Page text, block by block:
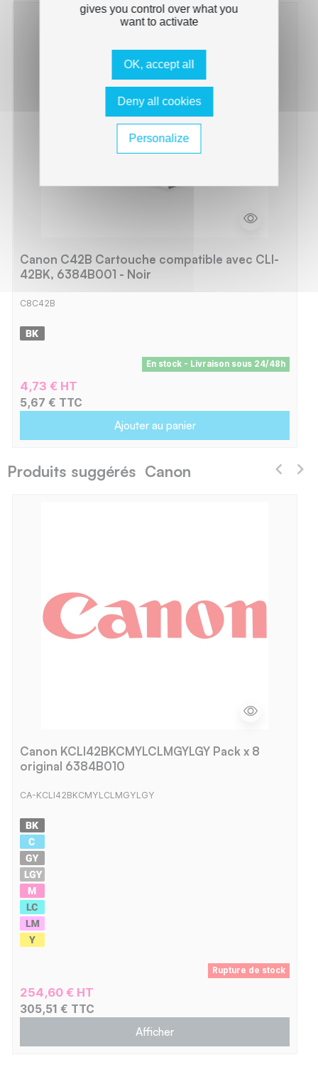
Canon C42B Cartouche compatible avec CLI-
42BK, 6384B001 - Noir
C8C42B
En stock - Livraison sous 24/48h
4,73 € HT
5,67 € TTC
Ajouter au panier
Produits suggérés Canon
Canon KCLI42BKCMYLCLMGYLGY Pack x 8
original 6384B010
CA-KCLI42BKCMYLCLMGYLGY
Rupture de stock
254,60 € HT
305,51 € TTC
Afficher
gives you control over what you
want to activate
OK, accept all
Deny all cookies
Personalize